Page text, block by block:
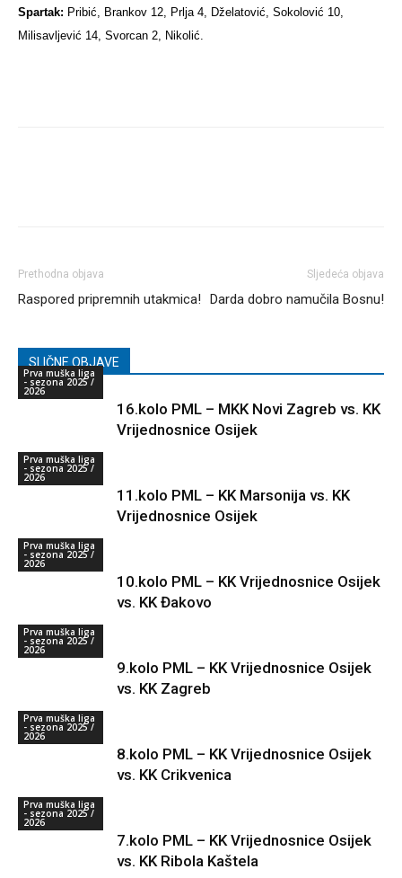
Spartak: Pribić, Brankov 12, Prlja 4, Dželatović, Sokolović 10,
Milisavljević 14, Svorcan 2, Nikolić.
Prethodna objava
Raspored pripremnih utakmica!
Sljedeća objava
Darda dobro namučila Bosnu!
SLIČNE OBJAVE
Prva muška liga
- sezona 2025 /
2026
16.kolo PML – MKK Novi Zagreb vs. KK
Vrijednosnice Osijek
Prva muška liga
- sezona 2025 /
2026
11.kolo PML – KK Marsonija vs. KK
Vrijednosnice Osijek
Prva muška liga
- sezona 2025 /
2026
10.kolo PML – KK Vrijednosnice Osijek
vs. KK Đakovo
Prva muška liga
- sezona 2025 /
2026
9.kolo PML – KK Vrijednosnice Osijek
vs. KK Zagreb
Prva muška liga
- sezona 2025 /
2026
8.kolo PML – KK Vrijednosnice Osijek
vs. KK Crikvenica
Prva muška liga
- sezona 2025 /
2026
7.kolo PML – KK Vrijednosnice Osijek
vs. KK Ribola Kaštela